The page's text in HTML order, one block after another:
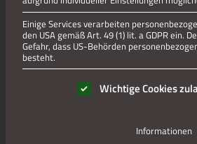
Einige Services verarbeiten
den USA gemäß Art. 49 (1) lit. a GDPR ein.
Gefahr, dass US-Behörden
besteht.
Es folgt eine Liste der Service-
Wichtige Cookies
Informationen